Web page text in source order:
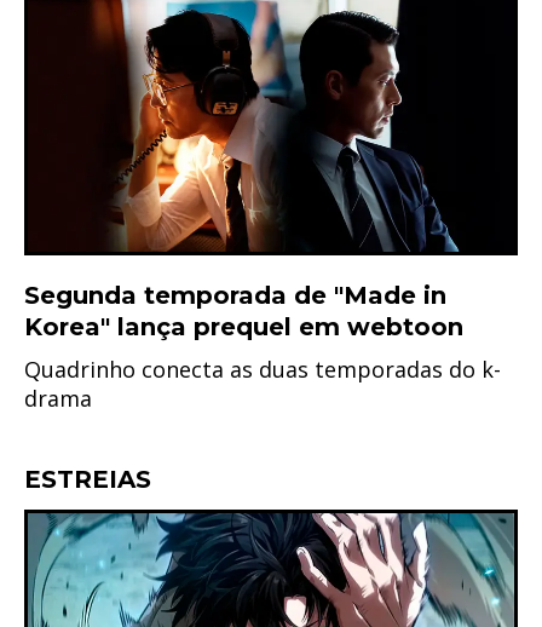
Segunda temporada de "Made in
Korea" lança prequel em webtoon
Quadrinho conecta as duas temporadas do k-
drama
ESTREIAS